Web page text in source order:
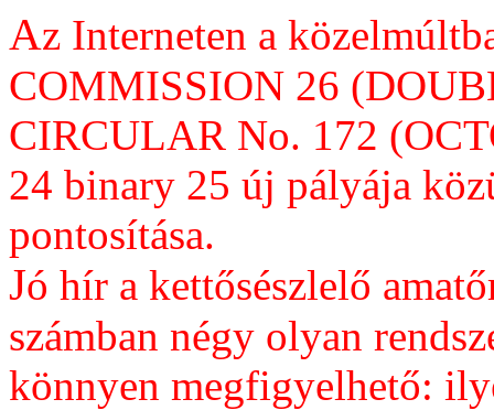
Az Interneten a
COMMISSION 26
CIRCULAR No. 172
24 binary 25 új pályája
pontosítása.
Jó hír a kettősészlelő
számban négy olyan
könnyen megfigyelhető: